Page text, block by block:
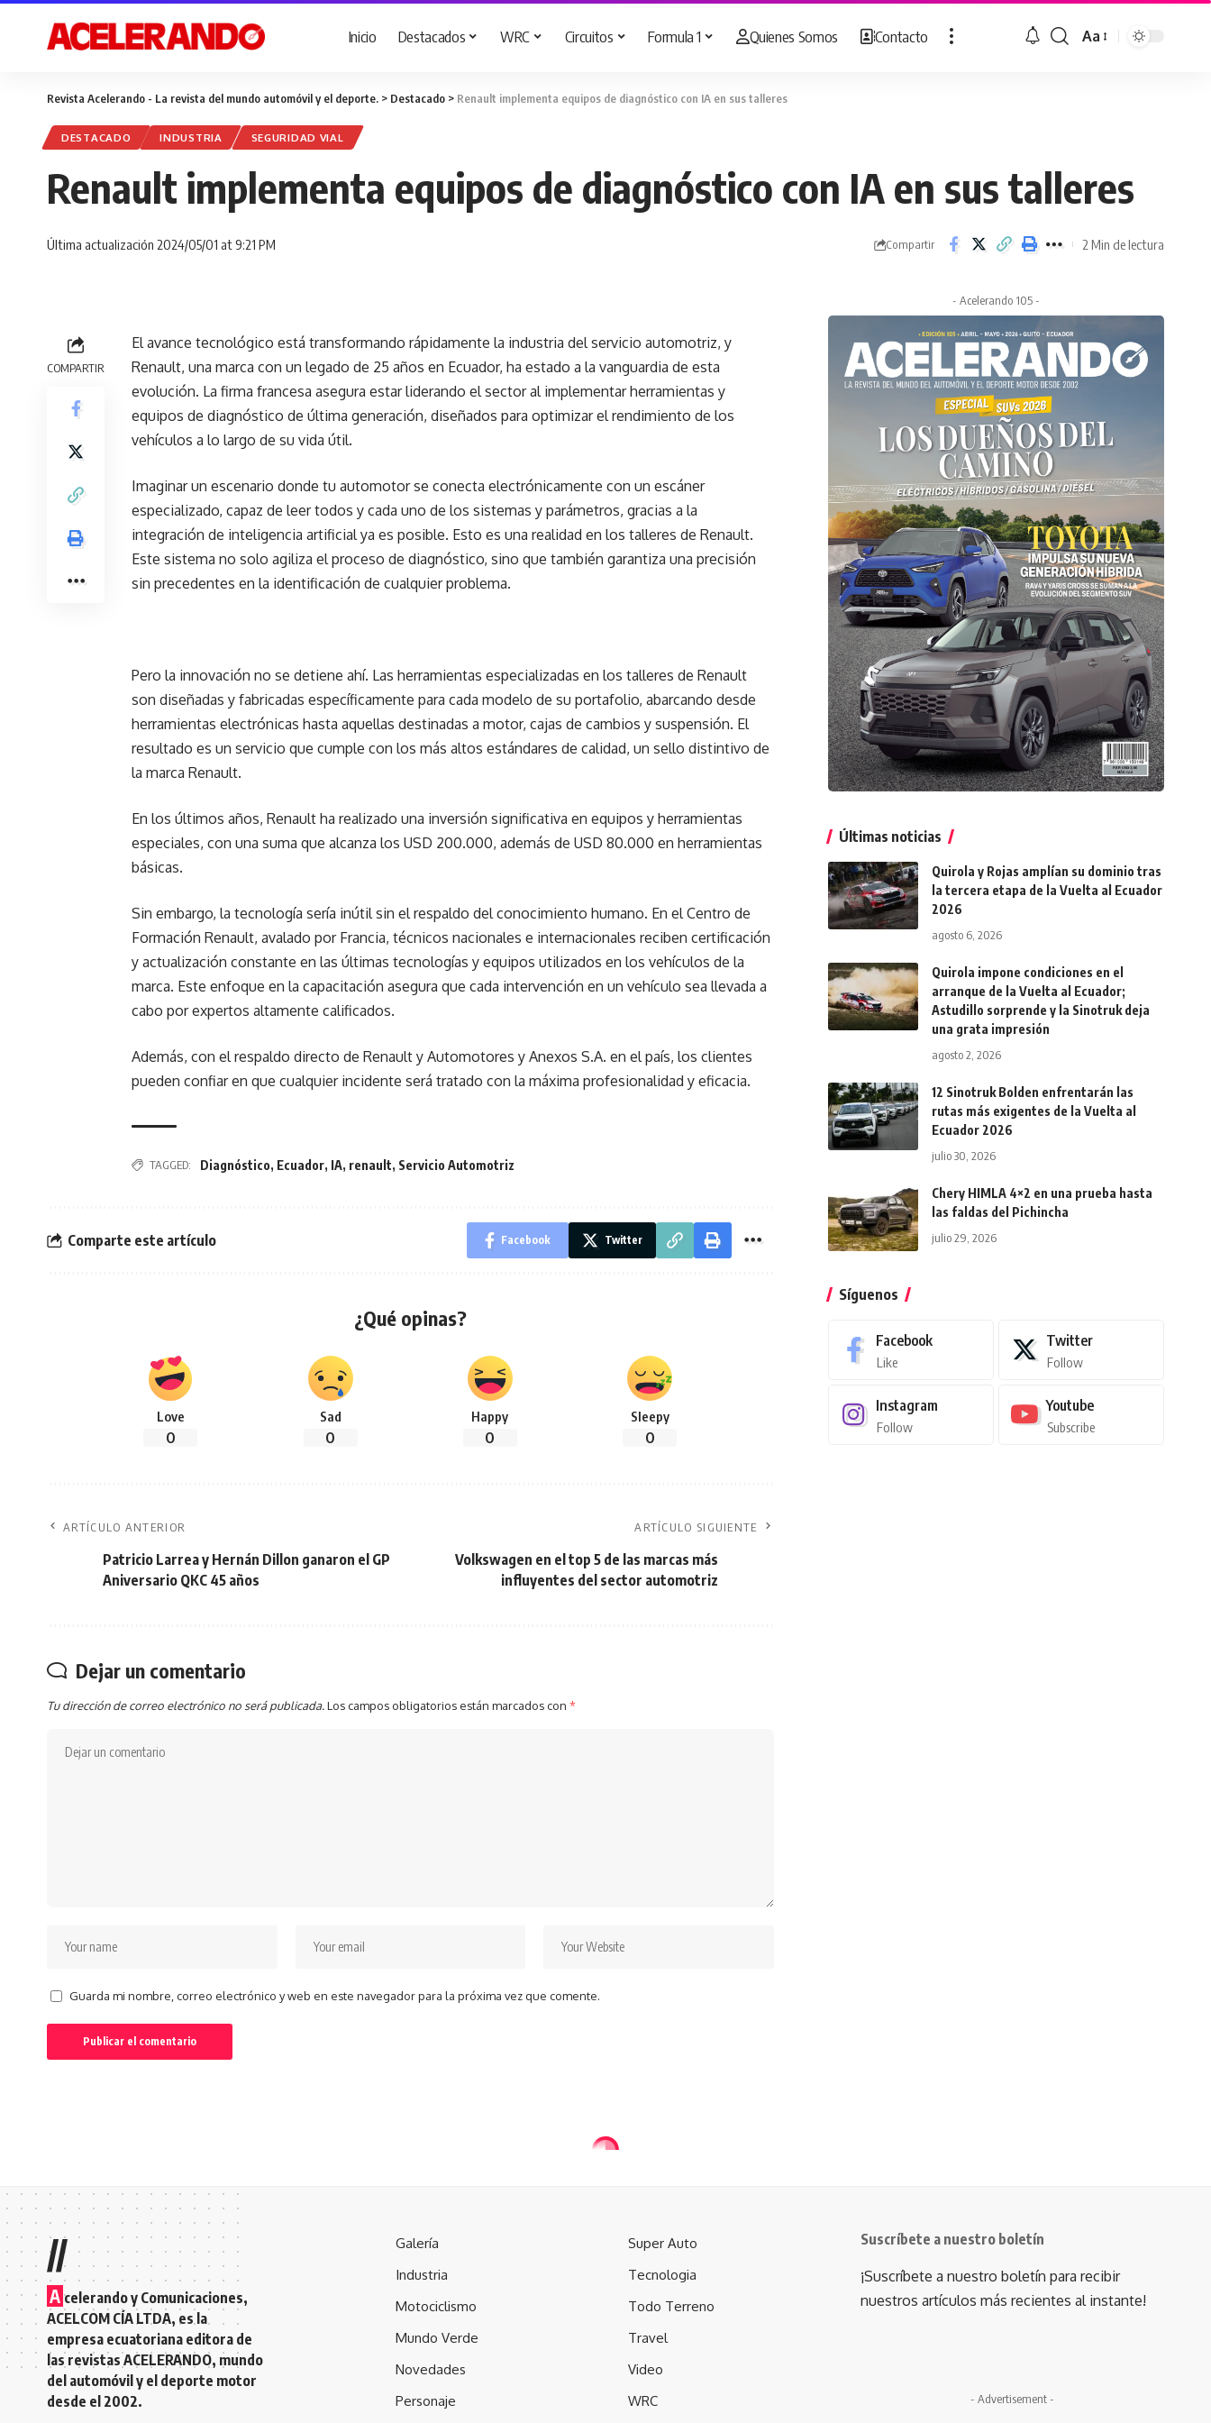
Inicio Destacados WRC Circuitos Formula 1 Quienes Somos Contacto
Cambiar
Aa
Revista Acelerando - La revista del mundo automóvil y el deporte. > Destacado > Renault implementa equipos de diagnóstico con IA en sus talleres
DESTACADO INDUSTRIA SEGURIDAD VIAL
Renault implementa equipos de diagnóstico con IA en sus talleres
Última actualización 2024/05/01 at 9:21 PM Compartir 2 Min de lectura
COMPARTIR
El avance tecnológico está transformando rápidamente la industria del servicio automotriz, y
Renault, una marca con un legado de 25 años en Ecuador, ha estado a la vanguardia de esta
evolución. La firma francesa asegura estar liderando el sector al implementar herramientas y
equipos de diagnóstico de última generación, diseñados para optimizar el rendimiento de los
vehículos a lo largo de su vida útil.
Imaginar un escenario donde tu automotor se conecta electrónicamente con un escáner
especializado, capaz de leer todos y cada uno de los sistemas y parámetros, gracias a la
integración de inteligencia artificial ya es posible. Esto es una realidad en los talleres de Renault.
Este sistema no solo agiliza el proceso de diagnóstico, sino que también garantiza una precisión
sin precedentes en la identificación de cualquier problema.
Pero la innovación no se detiene ahí. Las herramientas especializadas en los talleres de Renault
son diseñadas y fabricadas específicamente para cada modelo de su portafolio, abarcando desde
herramientas electrónicas hasta aquellas destinadas a motor, cajas de cambios y suspensión. El
resultado es un servicio que cumple con los más altos estándares de calidad, un sello distintivo de
la marca Renault.
En los últimos años, Renault ha realizado una inversión significativa en equipos y herramientas
especiales, con una suma que alcanza los USD 200.000, además de USD 80.000 en herramientas
básicas.
Sin embargo, la tecnología sería inútil sin el respaldo del conocimiento humano. En el Centro de
Formación Renault, avalado por Francia, técnicos nacionales e internacionales reciben certificación
y actualización constante en las últimas tecnologías y equipos utilizados en los vehículos de la
marca. Este enfoque en la capacitación asegura que cada intervención en un vehículo sea llevada a
cabo por expertos altamente calificados.
Además, con el respaldo directo de Renault y Automotores y Anexos S.A. en el país, los clientes
pueden confiar en que cualquier incidente será tratado con la máxima profesionalidad y eficacia.
TAGGED: Diagnóstico, Ecuador, IA, renault, Servicio Automotriz
Comparte este artículo Facebook Twitter
¿Qué opinas?
Love
0
Sad
0
Happy
0
Sleepy
0
ARTÍCULO ANTERIOR
Patricio Larrea y Hernán Dillon ganaron el GP
Aniversario QKC 45 años
ARTÍCULO SIGUIENTE
Volkswagen en el top 5 de las marcas más
influyentes del sector automotriz
Dejar un comentario
Tu dirección de correo electrónico no será publicada.Los campos obligatorios están marcados con *
Guarda mi nombre, correo electrónico y web en este navegador para la próxima vez que comente.
- Acelerando 105 -
Últimas noticias
Quirola y Rojas amplían su dominio tras
la tercera etapa de la Vuelta al Ecuador
2026
agosto 6, 2026
Quirola impone condiciones en el
arranque de la Vuelta al Ecuador;
Astudillo sorprende y la Sinotruk deja
una grata impresión
agosto 2, 2026
12 Sinotruk Bolden enfrentarán las
rutas más exigentes de la Vuelta al
Ecuador 2026
julio 30, 2026
Chery HIMLA 4×2 en una prueba hasta
las faldas del Pichincha
julio 29, 2026
Síguenos
Facebook
Like
Twitter
Follow
Instagram
Follow
Youtube
Subscribe
//
A celerando y Comunicaciones,
ACELCOM CÍA LTDA, es la
empresa ecuatoriana editora de
las revistas ACELERANDO, mundo
del automóvil y el deporte motor
desde el 2002.
Galería
Industria
Motociclismo
Mundo Verde
Novedades
Personaje
Super Auto
Tecnologia
Todo Terreno
Travel
Video
WRC
Suscríbete a nuestro boletín
¡Suscríbete a nuestro boletín para recibir
nuestros artículos más recientes al instante!
- Advertisement -